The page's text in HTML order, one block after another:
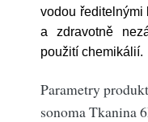
vodou ředitelnými
a zdravotně
použití chemikálií.
Parametry
sonoma Tkanina